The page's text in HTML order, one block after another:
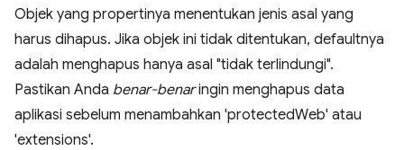
Objek yang propertinya menentukan jenis asal yang
harus dihapus. Jika objek ini tidak ditentukan, defaultnya
adalah menghapus hanya asal "tidak terlindungi".
Pastikan Anda benar-benaringin menghapus data
aplikasi sebelum menambahkan 'protectedWeb' atau
'extensions'.